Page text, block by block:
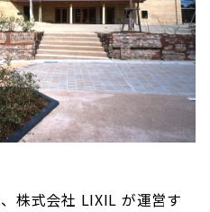
株式会社 LIXIL が運営す